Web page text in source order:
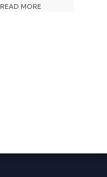
READ MORE